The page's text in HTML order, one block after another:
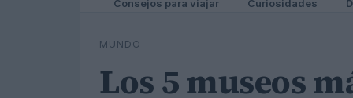
Consejos para viajar Curiosidades
MUNDO
Los 5 museos